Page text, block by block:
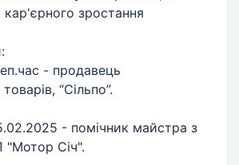
зростання
- продавець
“Сільпо”.​
- помічник майстра з
"Мотор Січ".​